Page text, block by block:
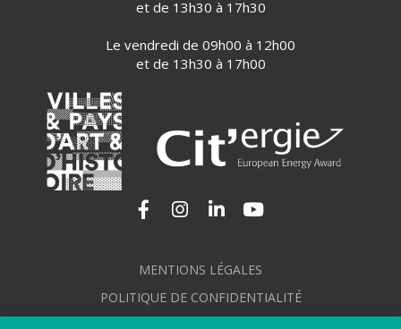
et de 13h30 à 17h30
Le vendredi de 09h00 à 12h00
et de 13h30 à 17h00
Lien vers le compte Facebook
Lien vers le compte Instagram
Lien vers le compte
MENTIONS LÉGALES
POLITIQUE DE CONFIDENTIALITÉ